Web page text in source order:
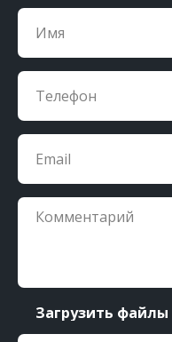
Загрузить файлы